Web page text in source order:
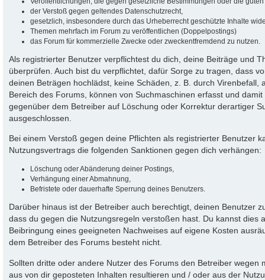
der Verstoß gegen geltendes Datenschutzrecht,
gesetzlich, insbesondere durch das Urheberrecht geschützte Inhalte
Themen mehrfach im Forum zu veröffentlichen (Doppelpostings)
das Forum für kommerzielle Zwecke oder zweckentfremdend zu nutzen.
Als registrierter Benutzer verpflichtest du dich, deine Beiträge und
überprüfen. Auch bist du verpflichtet, dafür Sorge zu tragen, dass
deinen Beträgen hochlädst, keine Schäden, z. B. durch
Bereich des Forums, können von Suchmaschinen erfasst und
gegenüber dem Betreiber auf Löschung oder Korrektur derartiger
ausgeschlossen.
Bei einem Verstoß gegen deine Pflichten als registrierter Benutzer
Nutzungsvertrags die folgenden Sanktionen gegen dich verhängen:
Löschung oder Abänderung deiner Postings,
Verhängung einer Abmahnung,
Befristete oder dauerhafte Sperrung deines Benutzers.
Darüber hinaus ist der Betreiber auch berechtigt, deinen Benutzer
dass du gegen die Nutzungsregeln verstoßen hast. Du kannst dies
Beibringung eines geeigneten Nachweises auf eigene Kosten
dem Betreiber des Forums besteht nicht.
Sollten dritte oder andere Nutzer des Forums den Betreiber
aus von dir geposteten Inhalten resultieren und / oder aus der